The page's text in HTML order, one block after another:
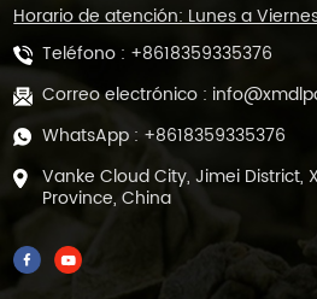
Horario de atención: Lunes a
Teléfono : +8618359335376
Correo electrónico :
WhatsApp : +8618359335376
Vanke Cloud City, Jimei District,
Province, China